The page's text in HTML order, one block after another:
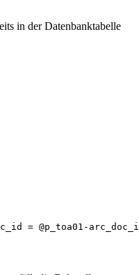
in der Datenbanktabelle
= @p_toa01-